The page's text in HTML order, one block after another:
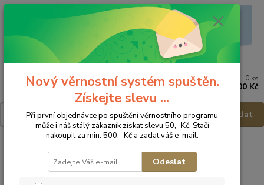
Menu
Hledat
0 ks
0,00 Kč
Nellys Dětské 2dílné povlečení - 120x90cm/40x60cm
Baby Nellys Dětské 2dílné
Nový věrnostní systém spuštěn.
Získejte slevu ...
Při první objednávce po spuštění věrnostního programu
může i náš stálý zákazník získat slevu 50,- Kč. Stačí
nakoupit za min. 500,- Kč a zadat váš e-mail.
Odeslat